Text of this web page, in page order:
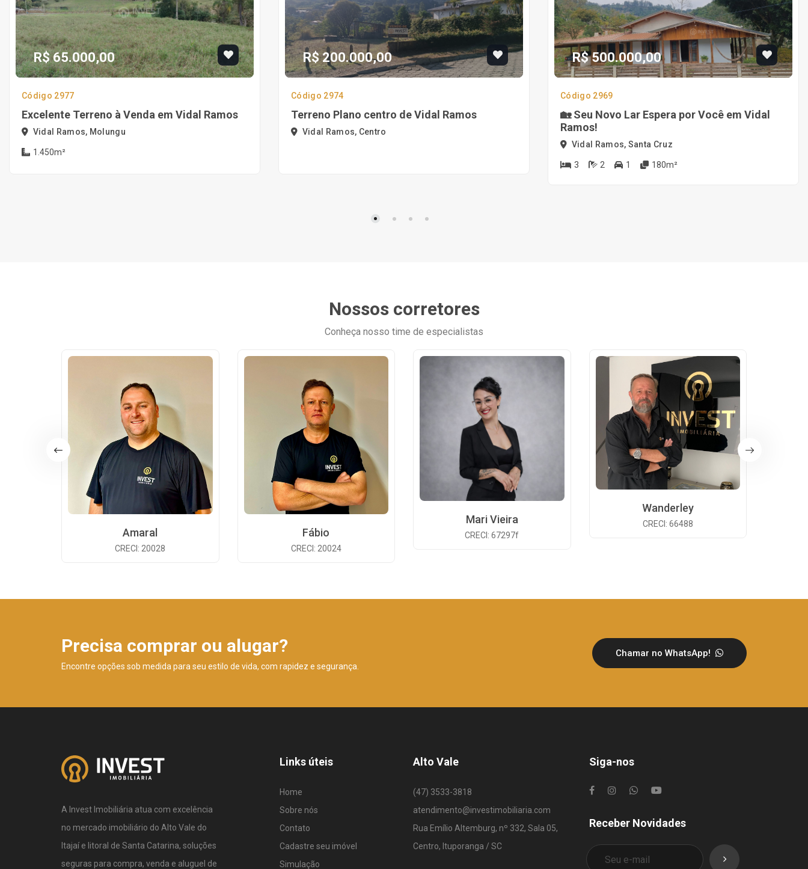
R$ 65.000,00
Código 2977
Excelente Terreno à Venda em Vidal Ramos
Vidal Ramos, Molungu
1.450m²
R$ 200.000,00
Código 2974
Terreno Plano centro de Vidal Ramos
Vidal Ramos, Centro
R$ 500.000,00
Código 2969
🏡 Seu Novo Lar Espera por Você em Vidal
Ramos!
Vidal Ramos, Santa Cruz
3 2 1 180m²
Nossos corretores
Conheça nosso time de especialistas
Amaral
CRECI: 20028
Fábio
CRECI: 20024
Mari Vieira
CRECI: 67297f
Wanderley
CRECI: 66488
Precisa comprar ou alugar?
Encontre opções sob medida para seu estilo de vida, com rapidez e segurança.
Chamar no WhatsApp!
A Invest Imobiliária atua com excelência
no mercado imobiliário do Alto Vale do
Itajaí e litoral de Santa Catarina, soluções
seguras para compra, venda e aluguel de
Links úteis
Home
Sobre nós
Contato
Cadastre seu imóvel
Simulação
Alto Vale
(47) 3533-3818
atendimento@investimobiliaria.com
Rua Emílio Altemburg, nº 332, Sala 05,
Centro, Ituporanga / SC
Siga-nos
Receber Novidades